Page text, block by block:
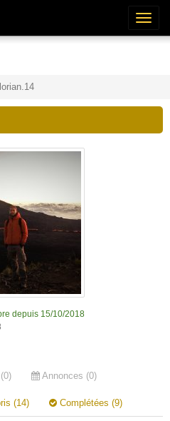
depuis 15/10/2018
Annonces (0)
(14) Complétées (9)